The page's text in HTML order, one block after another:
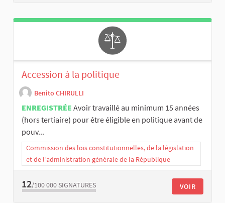
Accession à la politique
Benito CHIRULLI
ENREGISTRÉE Avoir travaillé au minimum 15 années
(hors tertiaire) pour être éligible en politique avant de
pouv...
Commission des lois constitutionnelles, de la législation
et de l’administration générale de la République
12/100 000 SIGNATURES VOIR